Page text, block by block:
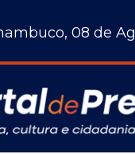
08 de